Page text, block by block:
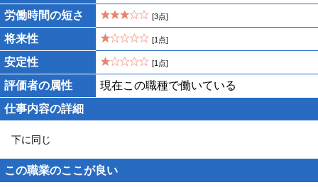
労働時間の短さ [3点]
将来性 [1点]
安定性 [1点]
評価者の属性
現在この職種で働いている
仕事内容の詳細
下に同じ
この職業のここが良い